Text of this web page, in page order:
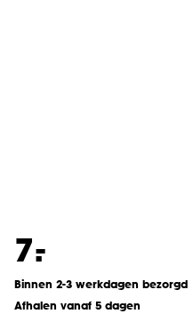
7.
-
Binnen 2-3 werkdagen bezorgd
Afhalen vanaf 5 dagen